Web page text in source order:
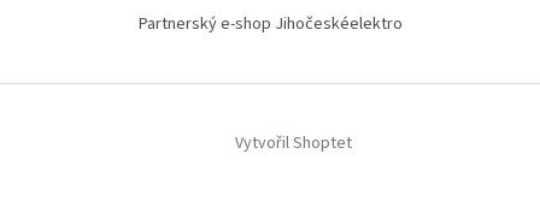
Partnerský e-shop Jihočeskéelektro
Vytvořil Shoptet